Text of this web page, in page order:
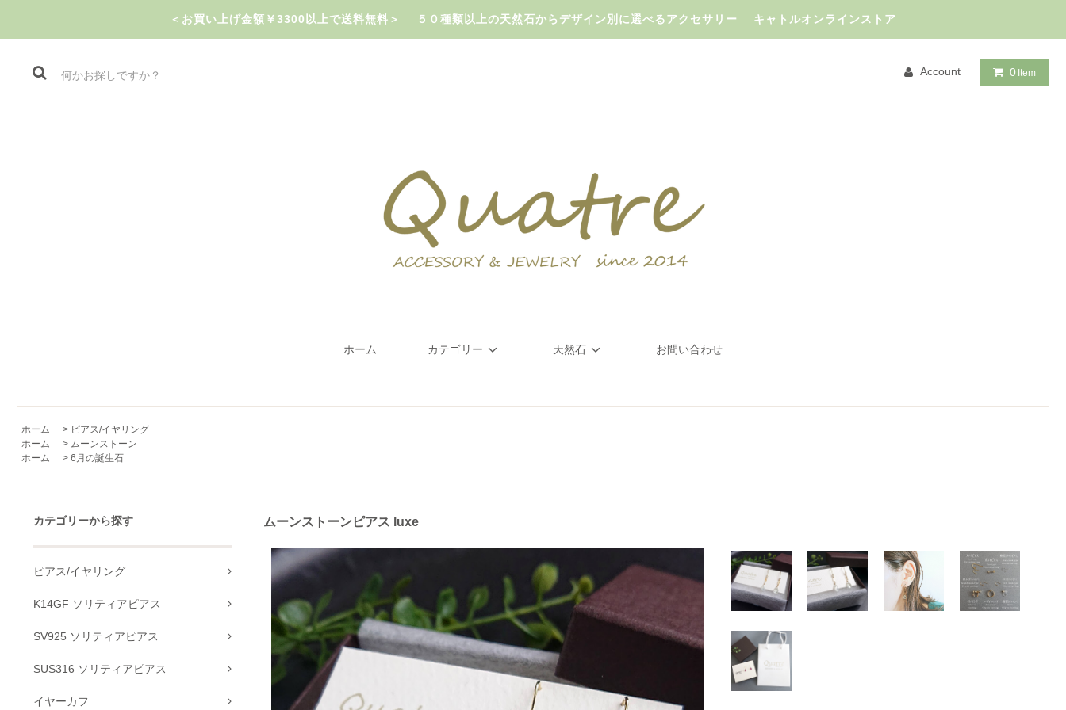
＜お買い上げ金額￥3300以上で送料無料＞ ５０種類以上の天然石からデザイン別に選べるアクセサリー キャトルオンラインストア
Account 0 Item
ホーム カテゴリー 天然石 お問い合わせ
ホーム > ピアス/イヤリング
ホーム
> ムーンストーン
ホーム
> 6月の誕生石
カテゴリーから探す
ピアス/イヤリング
K14GF ソリティアピアス
SV925 ソリティアピアス
SUS316 ソリティアピアス
イヤーカフ
ムーンストーンピアス luxe